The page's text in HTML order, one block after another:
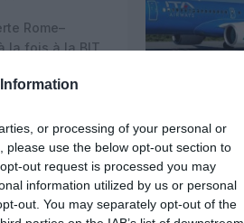
or processing of your personal or
use the below opt-out section to
out request is processed you may
information utilized by us or personal
out. You may separately opt-out of the
Rome–
la fois à la BIT
d’ITA
du
étendu vers
San
sa stratégie,
été 2026, en